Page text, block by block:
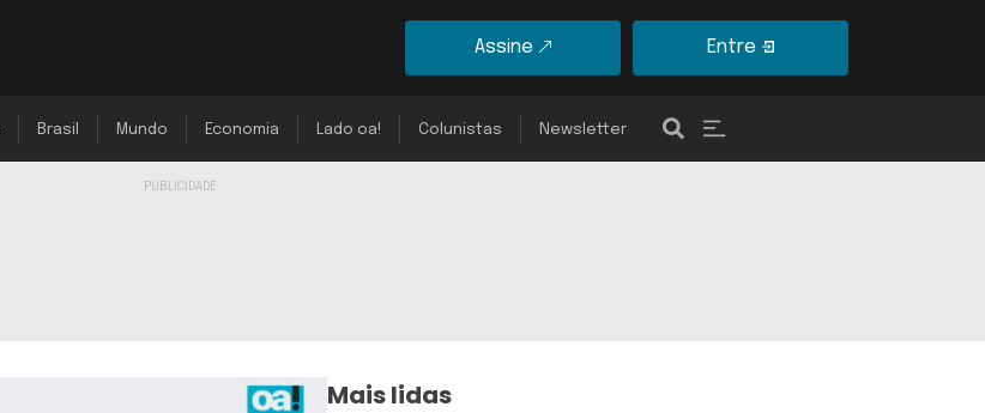
Assine Entre
Brasil Mundo Economia Lado oa! Colunistas Newsletter
Mais lidas